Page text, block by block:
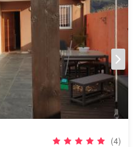
(4)